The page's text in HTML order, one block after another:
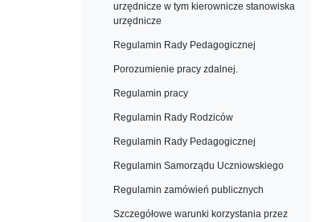
urzędnicze w tym kierownicze stanowiska
urzędnicze
Regulamin Rady Pedagogicznej
Porozumienie pracy zdalnej.
Regulamin pracy
Regulamin Rady Rodziców
Regulamin Rady Pedagogicznej
Regulamin Samorządu Uczniowskiego
Regulamin zamówień publicznych
Szczegółowe warunki korzystania przez